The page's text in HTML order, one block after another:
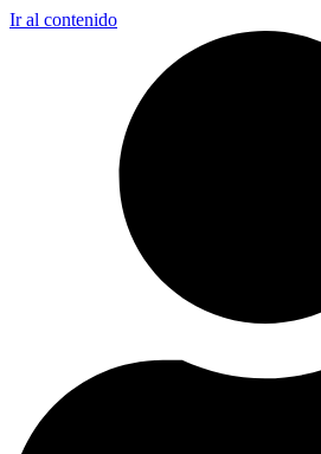
Ir al contenido